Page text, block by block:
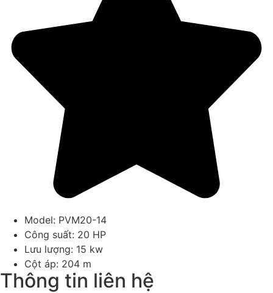
Model: PVM20-14
Công suất: 20 HP
Lưu lượng: 15 kw
Cột áp: 204 m
Thông tin liên hệ